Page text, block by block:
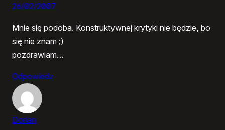
26/02/2007
Mnie się podoba. Konstruktywnej krytyki nie będzie, bo
się nie znam ;)
pozdrawiam…
Odpowiedz
Dorian